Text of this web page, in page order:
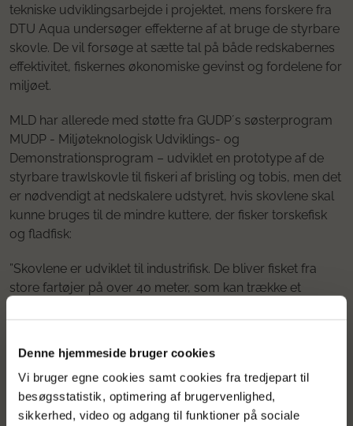
Denne hjemmeside bruger cookies
Vi bruger egne cookies samt cookies fra tredjepart til
besøgsstatistik, optimering af brugervenlighed,
sikkerhed, video og adgang til funktioner på sociale
tekniske udviklingsarbejde i projektet, mens forskere fra
DTU Aqua undersøger effekterne af at bruge de styrbare
skovle. De vil forsøge at sætte tal på både redskabernes
effektivitet, fiskernes økonomiske gevinst og fordelene for
miljøet.
MLD har allerede med støtte fra GUDP´s søsterprogram
MUDP - Miljøteknologisk Udviklings- og
Demonstrationsprogram – udviklet en prototype af de
styrbare trawlskovle til fiskeri af brisling og tobis, men det
er nødvendigt at nedskalere udstyret, hvis skovlene skal
kunne bruges til de mindre kuttere, der fisker torskefisk
og fladfisk:
”Skovlene er udviklet til industrifisk. De bliver fisket fra
store fartøjer på over 40 meter, som kan trække et
nedskalere dem til 3-4 kvadratmeter, og det kræver et
helt andet design og et nyt styresystem," forklarer Barry
O´Neill.